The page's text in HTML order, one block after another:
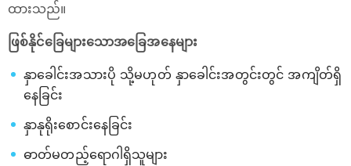
ထားသည်။
ဖြစ်နိုင်ခြေများသောအခြေအနေများ
နှာခေါင်းအသားပို သို့မဟုတ် နှာခေါင်းအတွင်းတွင် အကျိတ်ရှိ
နေခြင်း
နှာနုရိုးစောင်းနေခြင်း
ဓာတ်မတည့်ရောဂါရှိသူများ